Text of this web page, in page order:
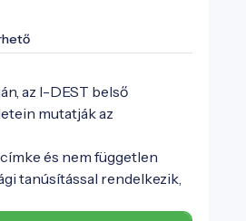
az I-DEST belső
mutatják az
és nem független
tanúsítással rendelkezik,